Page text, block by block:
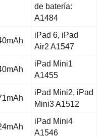
de batería:
A1484
iPad 6, iPad
Air2 A1547
iPad Mini1
A1455
iPad Mini2, iPad
Mini3 A1512
iPad Mini4
A1546